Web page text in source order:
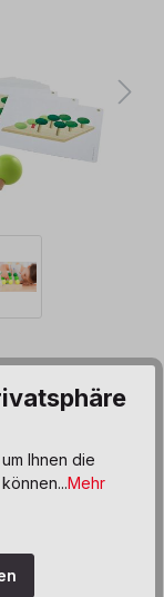
Ihnen die
Mehr